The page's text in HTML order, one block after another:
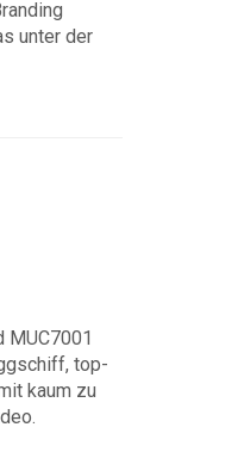
unter der
MUC7001
top-
kaum zu